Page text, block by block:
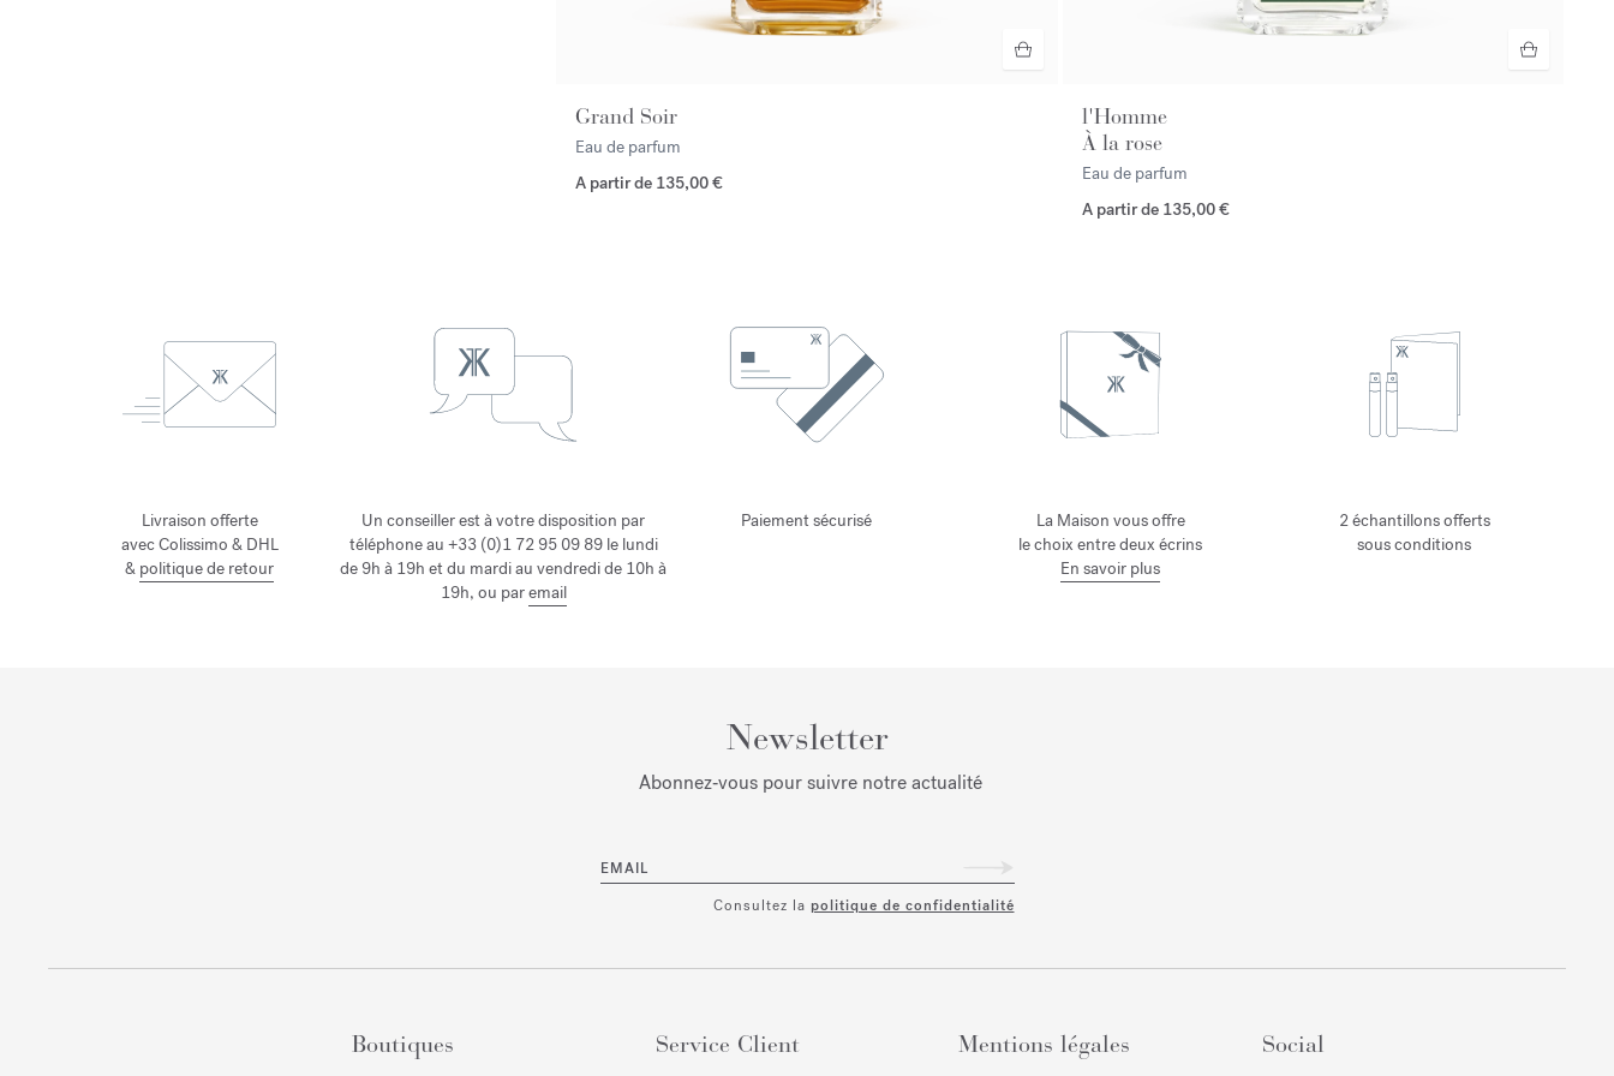
Grand Soir
Eau de parfum
A partir de 135,00 €
l'Homme
À la rose
Eau de parfum
A partir de 135,00 €
Livraison offerte
avec Colissimo & DHL
& politique de retour
Un conseiller est à votre disposition par
téléphone au +33 (0)1 72 95 09 89 le lundi
de 9h à 19h et du mardi au vendredi de 10h à
19h, ou paremail
Paiement sécurisé
La Maison vous offre
le choix entre deux écrins
En savoir plus
2 échantillons offerts
sous conditions
Newsletter
Abonnez‑vous pour suivre notre actualité
EMAIL
Consultez la politique de confidentialité
Boutiques Service Client Mentions légales Social